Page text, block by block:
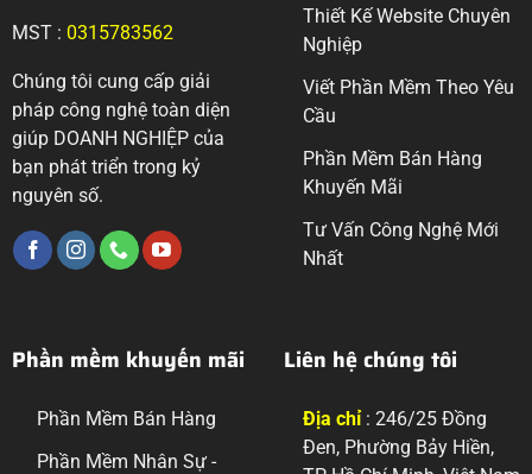
MST : 0315783562
Chúng tôi cung cấp giải
pháp công nghệ toàn diện
giúp DOANH NGHIỆP của
bạn phát triển trong kỷ
nguyên số.
Thiết Kế Website Chuyên
Nghiệp
Viết Phần Mềm Theo Yêu
Cầu
Phần Mềm Bán Hàng
Khuyến Mãi
Tư Vấn Công Nghệ Mới
Nhất
Phần mềm khuyến mãi
Phần Mềm Bán Hàng
Phần Mềm Nhân Sự -
Liên hệ chúng tôi
Địa chỉ: 246/25 Đồng
Đen, Phường Bảy Hiền,